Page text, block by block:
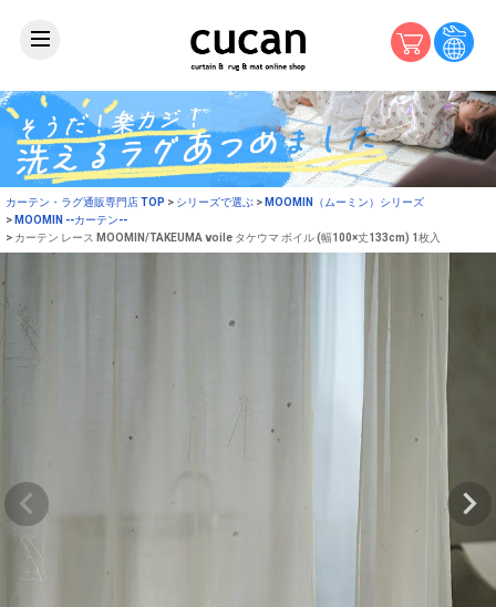
カーテン・ラグ通販専門店 TOP シリーズで選ぶ
MOOMIN（ムーミン）シリーズ
MOOMIN --カーテン--
カーテン レース MOOMIN/TAKEUMA voile タケウマ ボイル (幅100×丈133cm) 1枚入